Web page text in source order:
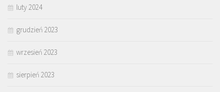
luty 2024
grudzień 2023
wrzesień 2023
sierpień 2023